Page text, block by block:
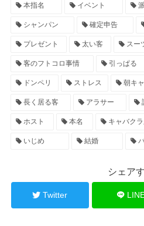
本指名 イベント
シャンパン 確定申告
プレゼント 太い客 スー
客のフトコロ事情 引っぱる
ドンペリ ストレス 朝キ
長く居る客 アラサー
ホスト 本名 キャバク
いじめ 結婚
シェア
Twitter